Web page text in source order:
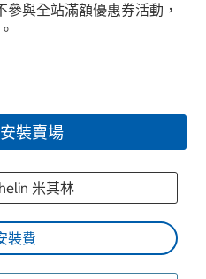
與全站滿額優惠券活動，
裝賣場
米其林
裝費